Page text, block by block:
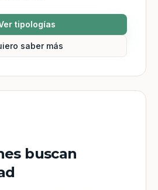
tipologías
saber más
buscan